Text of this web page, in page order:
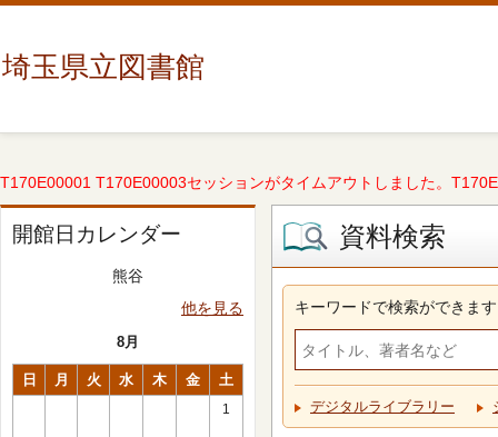
埼玉県立図書館
T170E00001 T170E00003セッションがタイムアウトしました。
開館日カレンダー
熊谷
他を見る
8月
日 月 火 水 木 金 土
1
資料検索
キーワードで検索ができます
デジタルライブラリー